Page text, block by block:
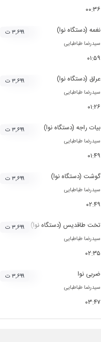
۰۰:۳۶
نغمه (دستگاه نوا)
سیدرضا طباطبایی
۰۱:۵۹
۳,۶۹۹ ت
عراق (دستگاه نوا)
سیدرضا طباطبایی
۰۱:۲۶
۳,۶۹۹ ت
بیات راجه (دستگاه نوا)
سیدرضا طباطبایی
۰۱:۴۹
۳,۶۹۹ ت
گوشت (دستگاه نوا)
سیدرضا طباطبایی
۰۲:۴۹
۳,۶۹۹ ت
تخت طاقدیس (دستگاه نوا)
سیدرضا طباطبایی
۰۲:۳۵
۳,۶۹۹ ت
ضربی نوا
سیدرضا طباطبایی
۰۳:۴۷
۳,۶۹۹ ت